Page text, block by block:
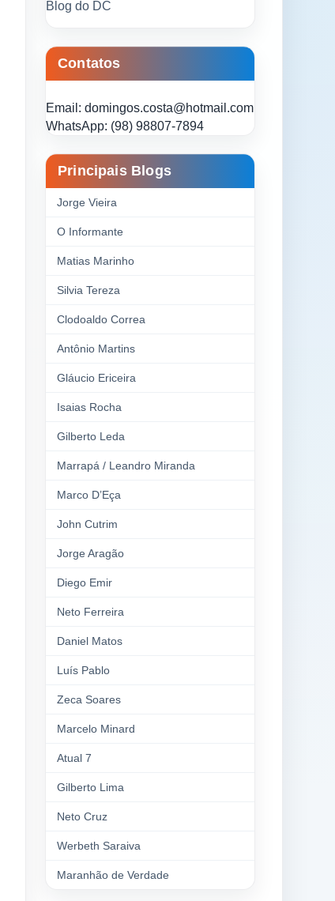
Blog do DC
Contatos
Email: domingos.costa@hotmail.com
WhatsApp: (98) 98807-7894
Principais Blogs
Jorge Vieira
O Informante
Matias Marinho
Silvia Tereza
Clodoaldo Correa
Antônio Martins
Gláucio Ericeira
Isaias Rocha
Gilberto Leda
Marrapá / Leandro Miranda
Marco D’Eça
John Cutrim
Jorge Aragão
Diego Emir
Neto Ferreira
Daniel Matos
Luís Pablo
Zeca Soares
Marcelo Minard
Atual 7
Gilberto Lima
Neto Cruz
Werbeth Saraiva
Maranhão de Verdade